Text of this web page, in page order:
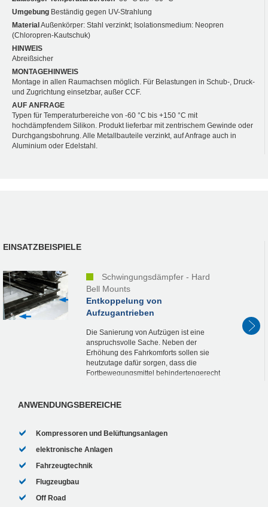
Umgebung Beständig gegen UV-Strahlung
Material Außenkörper: Stahl verzinkt; Isolationsmedium: Neopren
(Chloropren-Kautschuk)
HINWEIS
Abreißsicher
MONTAGEHINWEIS
Montage in allen Raumachsen möglich. Für Belastungen in Schub-, Druck-
und Zugrichtung einsetzbar, außer CCF.
AUF ANFRAGE
Typen für Temperaturbereiche von -60 °C bis +150 °C mit
hochdämpfendem Silikon. Produkt lieferbar mit zentrischem Gewinde oder
Durchgangsbohrung. Alle Metallbauteile verzinkt, auf Anfrage auch in
Aluminium oder Edelstahl.
EINSATZBEISPIELE
Schwingungsdämpfer - Hard
Bell Mounts
Entkoppelung von
Aufzugantrieben
Die Sanierung von Aufzügen ist eine
anspruchsvolle Sache. Neben der
Erhöhung des Fahrkomforts sollen sie
heutzutage dafür sorgen, dass die
Fortbewegungsmittel behindertengerecht
ANWENDUNGSBEREICHE
Kompressoren und Belüftungsanlagen
elektronische Anlagen
Fahrzeugtechnik
Flugzeugbau
Off Road